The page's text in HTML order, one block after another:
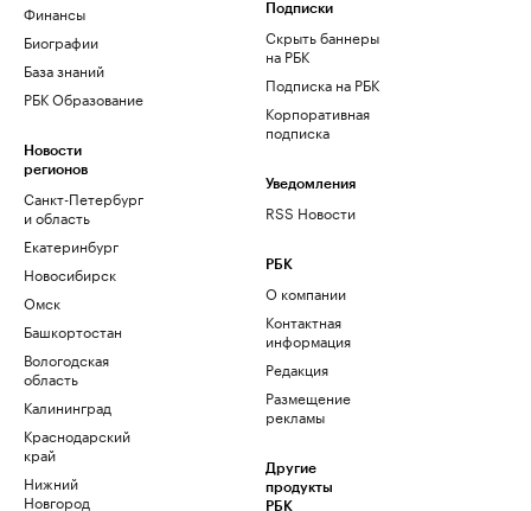
Финансы
Биографии
База знаний
РБК Образование
Новости
регионов
Санкт-Петербург
и область
Екатеринбург
Новосибирск
Омск
Башкортостан
Вологодская
область
Калининград
Краснодарский
край
Нижний
Новгород
Подписки
Скрыть баннеры
на РБК
Подписка на РБК
Корпоративная
подписка
Уведомления
RSS Новости
РБК
О компании
Контактная
информация
Редакция
Размещение
рекламы
Другие
продукты
РБК